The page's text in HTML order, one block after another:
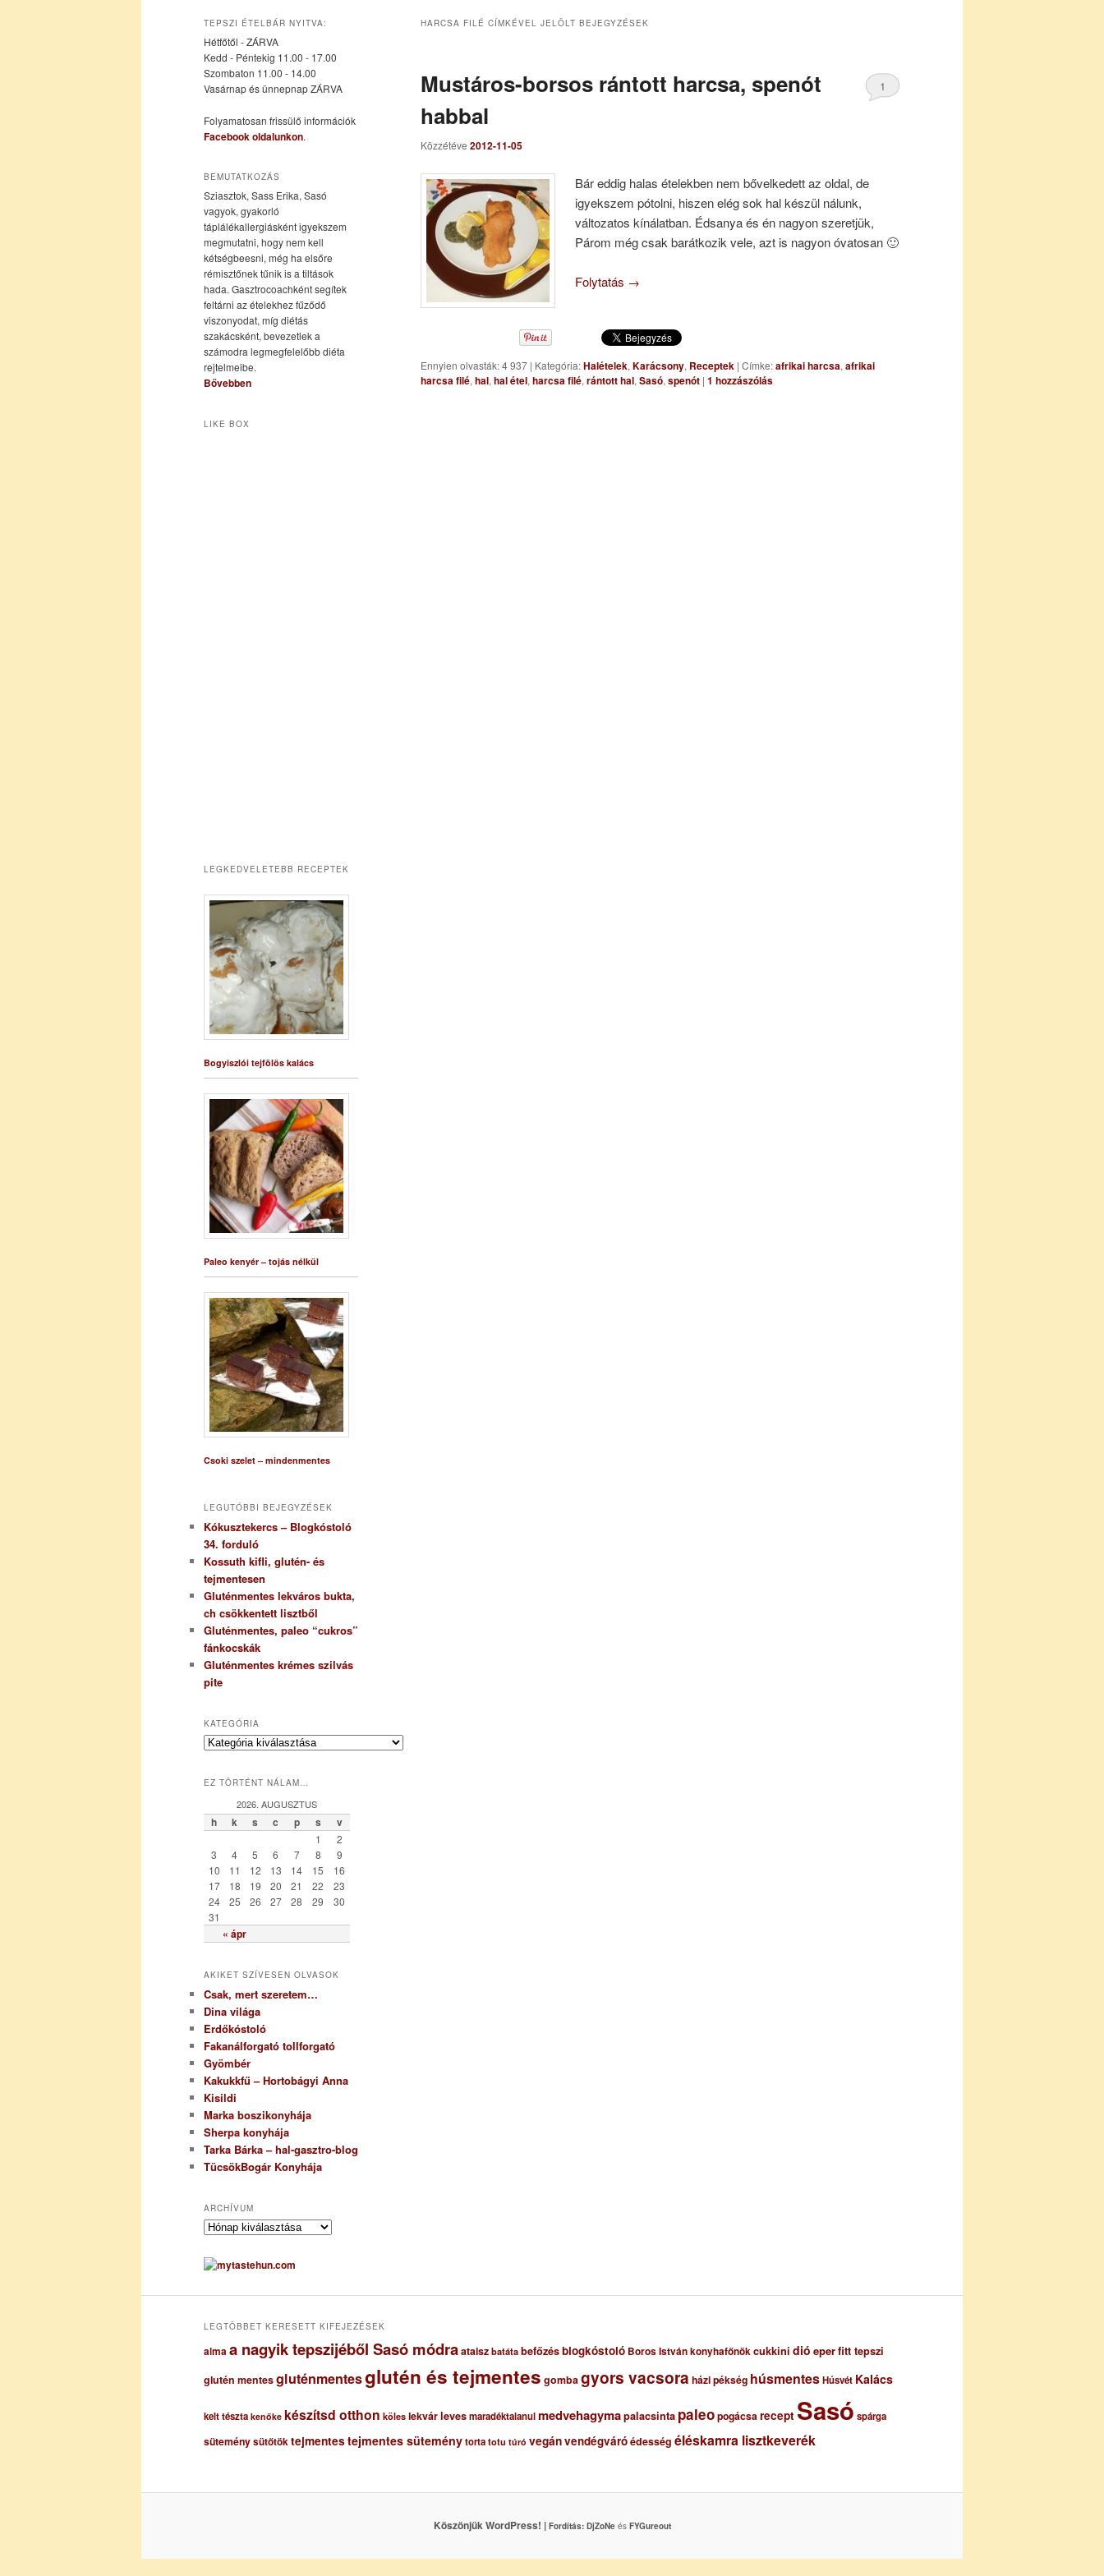
elsődleges
tartalomra
másodlagos
tartalomra
HARCSA FILÉ CÍMKÉVEL JELÖLT BEJEGYZÉSEK
Mustáros-borsos rántott harcsa, spenót
habbal
Közzétéve 2012-11-05
1
Bár eddig halas ételekben nem bővelkedett az oldal, de
igyekszem pótolni, hiszen elég sok hal készül nálunk,
változatos kínálatban. Édsanya és én nagyon szeretjük,
Párom még csak barátkozik vele, azt is nagyon óvatosan 🙂
Folytatás →
Ennyien olvasták: 4 937 | Kategória:Halételek, Karácsony, Receptek | Címke:afrikai harcsa, afrikai
harcsa filé, hal, hal étel, harcsa filé, rántott hal, Sasó, spenót | 1 hozzászólás
TEPSZI ÉTELBÁR NYITVA:
Hétfőtől - ZÁRVA
Kedd - Péntekig 11.00 - 17.00
Szombaton 11.00 - 14.00
Vasárnap és ünnepnap ZÁRVA
Folyamatosan frissülő információk
Facebook oldalunkon.
BEMUTATKOZÁS
Sziasztok, Sass Erika, Sasó
vagyok, gyakorló
táplálékallergiásként igyekszem
megmutatni, hogy nem kell
kétségbeesni, még ha elsőre
rémisztőnek tűnik is a tiltások
hada. Gasztrocoachként segítek
feltárni az ételekhez fűződő
viszonyodat, míg diétás
szakácsként, bevezetlek a
számodra legmegfelelőbb diéta
rejtelmeibe.
Bővebben
LIKE BOX
LEGKEDVELETEBB RECEPTEK
Bogyiszlói tejfölös kalács
Paleo kenyér – tojás nélkül
Csoki szelet – mindenmentes
LEGUTÓBBI BEJEGYZÉSEK
Kókusztekercs – Blogkóstoló
34. forduló
Kossuth kifli, glutén- és
tejmentesen
Gluténmentes lekváros bukta,
ch csökkentett lisztből
Gluténmentes, paleo “cukros”
fánkocskák
Gluténmentes krémes szilvás
pite
KATEGÓRIA
K
e
r
EZ TÖRTÉNT NÁLAM…
2026. AUGUSZTUS
h k s c p s v
« ápr
1
2
3
4 5 6 7 8
9
10
11 12 13 14 15
16
17
18 19 20 21 22
23
24
25 26 27 28 29
30
31
AKIKET SZÍVESEN OLVASOK
Csak, mert szeretem…
Dina világa
Erdőkóstoló
Fakanálforgató tollforgató
Gyömbér
Kakukkfű – Hortobágyi Anna
Kisildi
Marka boszikonyhája
Sherpa konyhája
Tarka Bárka – hal-gasztro-blog
TücsökBogár Konyhája
ARCHÍVUM
A
c
h
uLEGTÖBBET KERESETT KIFEJEZÉSEK
almaa nagyik tepszijéből Sasó módraataisz batáta befőzésblogkóstoló Boros István konyhafőnökcukkini dió eperfitt tepszi
glutén mentesgluténmentesglutén és tejmentes gombagyors vacsora házi pékség húsmentesHúsvét Kalács
kelt tészta kenőke készítsd otthon köles lekvárlevesmaradéktalanulmedvehagymapalacsinta paleopogácsarecept Sasó spárga
süteménysütőtöktejmentestejmentes süteménytorta totu túró vegánvendégváróédesség éléskamra lisztkeverék
Köszönjük WordPress! | Fordítás: DjZoNeés FYGureout